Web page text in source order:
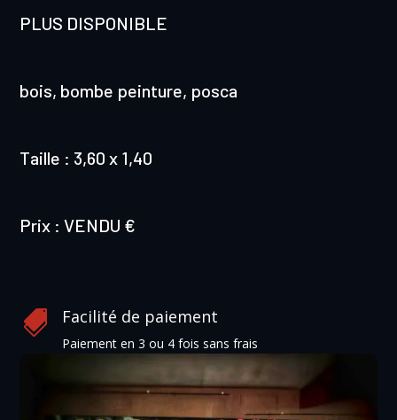
PLUS DISPONIBLE
bois, bombe peinture, posca
Taille : 3,60 x 1,40
Prix : VENDU €
 Facilité de paiement
Paiement en 3 ou 4 fois sans frais